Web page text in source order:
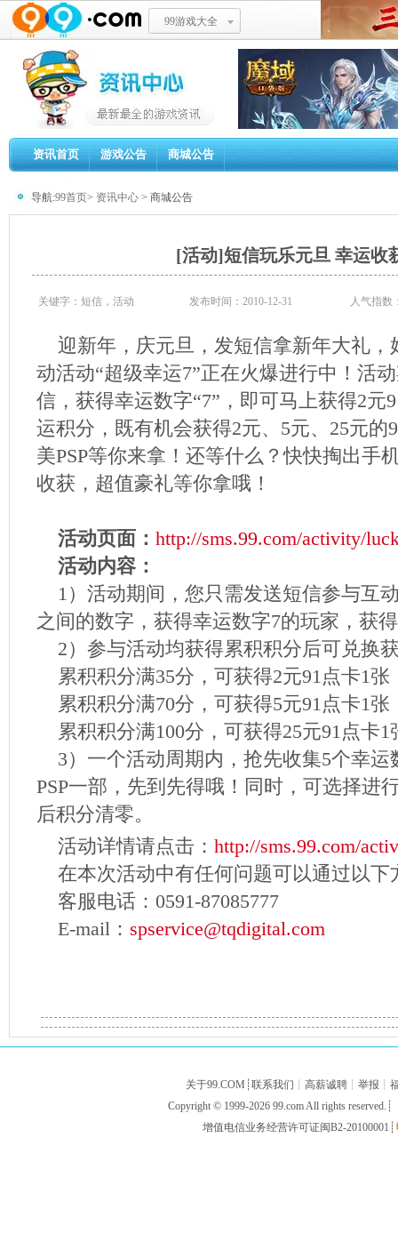
99游戏大全
资讯首页 游戏公告 商城公告
导航:99首页> 资讯中心 > 商城公告
[活动]短信玩乐元旦 幸运收
关键字：短信，活动 发布时间：2010-12-31 人气指数
迎新年，庆元旦，发短信拿新年大礼，
动活动“超级幸运7”正在火爆进行中！活
信，获得幸运数字“7”，即可马上获得2元
运积分，既有机会获得2元、5元、25元的
美PSP等你来拿！还等什么？快快掏出手
收获，超值豪礼等你拿哦！
活动页面： http://sms.99.com/activity/
活动内容：
1）活动期间，您只需发送短信参与互
之间的数字，获得幸运数字7的玩家，获
2）参与活动均获得累积积分后可兑换
累积积分满35分，可获得2元91点卡1张
累积积分满70分，可获得5元91点卡1张
累积积分满100分，可获得25元91点卡1
3）一个活动周期内，抢先收集5个幸运
PSP一部，先到先得哦！同时，可选择进
后积分清零。
活动详情请点击： http://sms.99.com/
在本次活动中有任何问题可以通过以下
客服电话：0591-87085777
E-mail： spservice@tqdigital.com
关于99.COM ┊ 联系我们 ┊ 高薪诚聘 ┊ 举报 ┊
Copyright © 1999-2026 99.comAll rights
增值电信业务经营许可证闽B2-20100001 ┊